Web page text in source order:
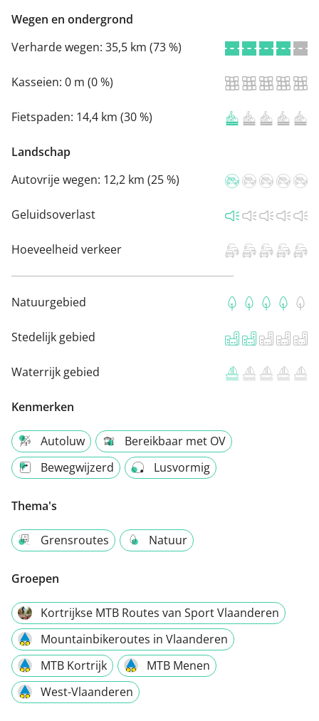
Wegen en ondergrond
Verharde wegen: 35,5 km (73 %)
Kasseien: 0 m (0 %)
Fietspaden: 14,4 km (30 %)
Landschap
Autovrije wegen: 12,2 km (25 %)
Geluidsoverlast
Hoeveelheid verkeer
Natuurgebied
Stedelijk gebied
Waterrijk gebied
Kenmerken
Autoluw
Bereikbaar met OV
Bewegwijzerd
Lusvormig
Thema's
Grensroutes Natuur
Groepen
Kortrijkse MTB Routes van Sport Vlaanderen
Mountainbikeroutes in Vlaanderen
MTB Kortrijk
MTB Menen
West-Vlaanderen